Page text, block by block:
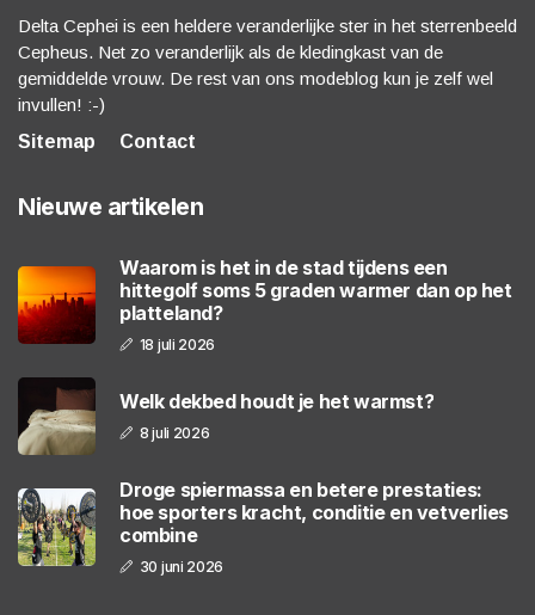
Delta Cephei is een heldere veranderlijke ster in het sterrenbeeld
Cepheus. Net zo veranderlijk als de kledingkast van de
gemiddelde vrouw. De rest van ons modeblog kun je zelf wel
invullen! :-)
Sitemap
Contact
Nieuwe artikelen
Waarom is het in de stad tijdens een
hittegolf soms 5 graden warmer dan op het
platteland?
18 juli 2026
Welk dekbed houdt je het warmst?
8 juli 2026
Droge spiermassa en betere prestaties:
hoe sporters kracht, conditie en vetverlies
combine
30 juni 2026